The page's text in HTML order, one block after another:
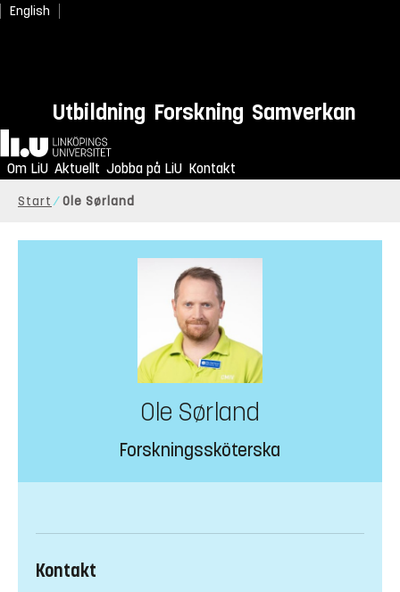
English
Utbildning Forskning Samverkan
Hem
Om LiU Aktuellt Jobba på LiU Kontakt
Start Ole Sørland
Ole Sørland
Forskningssköterska
Kontakt